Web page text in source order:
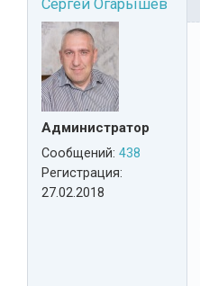
Сергей Огарышев
Администратор
Сообщений: 438
Регистрация:
27.02.2018